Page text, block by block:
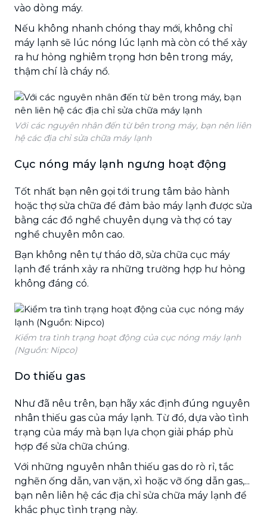
vào dòng máy.
Nếu không nhanh chóng thay mới, không chỉ
máy lạnh sẽ lúc nóng lúc lạnh mà còn có thể xảy
ra hư hỏng nghiêm trọng hơn bên trong máy,
thậm chí là cháy nổ.
Với các nguyên nhân đến từ bên trong máy, bạn nên liên
hệ các địa chỉ sửa chữa máy lạnh
Cục nóng máy lạnh ngưng hoạt động
Tốt nhất bạn nên gọi tới trung tâm bảo hành
hoặc thợ sửa chữa để đảm bảo máy lạnh được sửa
bằng các đồ nghề chuyên dụng và thợ có tay
nghề chuyên môn cao.
Bạn không nên tự tháo dỡ, sửa chữa cục máy
lạnh để tránh xảy ra những trường hợp hư hỏng
không đáng có.
Kiểm tra tình trạng hoạt động của cục nóng máy lạnh
(Nguồn: Nipco)
Do thiếu gas
Như đã nêu trên, bạn hãy xác định đúng nguyên
nhân thiếu gas của máy lạnh. Từ đó, dựa vào tình
trạng của máy mà bạn lựa chọn giải pháp phù
hợp để sửa chữa chúng.
Với những nguyên nhân thiếu gas do rò rỉ, tắc
nghẽn ống dẫn, van vặn, xì hoặc vỡ ống dẫn gas,...
bạn nên liên hệ các địa chỉ sửa chữa máy lạnh để
khắc phục tình trạng này.